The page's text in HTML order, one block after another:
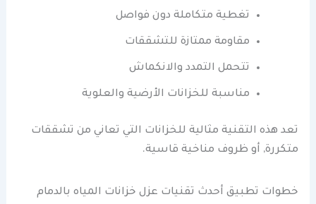
تغطية متكاملة دون فواصل
مقاومة ممتازة للتشققات
تتحمل التمدد والانكماش
مناسبة للخزانات الأرضية والعلوية
تعد هذه التقنية مثالية للخزانات التي تعاني من تشققات
متكررة, أو ظروف مناخية قاسية.
خطوات تطبيق أحدث تقنيات عزل خزانات المياه بالدمام